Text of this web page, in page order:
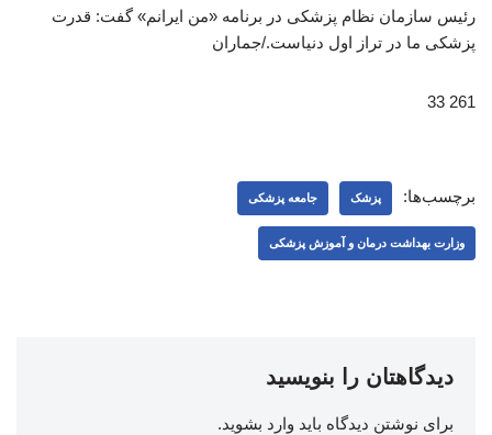
رئیس سازمان نظام پزشکی در برنامه «من ایرانم» گفت: قدرت
پزشکی ما در تراز اول دنیاست./جماران
261 33
برچسب‌ها: پزشک جامعه پزشکی
وزارت بهداشت درمان و آموزش پزشکی
دیدگاهتان را بنویسید
برای نوشتن دیدگاه باید وارد بشوید.